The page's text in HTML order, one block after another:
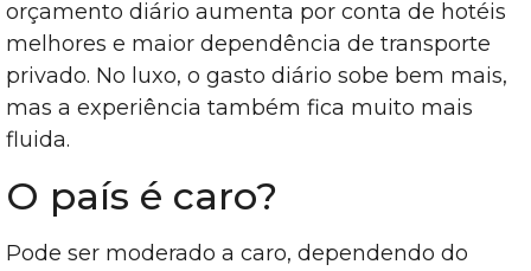
orçamento diário aumenta por conta de hotéis
melhores e maior dependência de transporte
privado. No luxo, o gasto diário sobe bem mais,
mas a experiência também fica muito mais
fluida.
O país é caro?
Pode ser moderado a caro, dependendo do